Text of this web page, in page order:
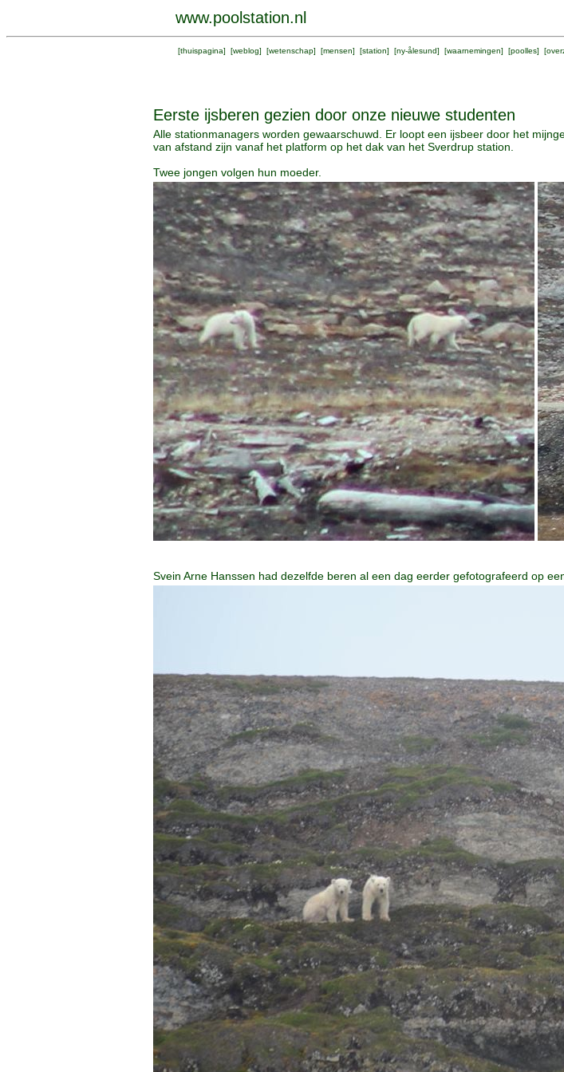
www.poolstation.nl
[thuispagina] [weblog] [wetenschap] [mensen] [station] [ny-ålesund] [waarnemingen] [poolles] [
Eerste ijsberen gezien door onze nieuwe studenten
Alle stationmanagers worden gewaarschuwd. Er loopt een ijsbeer door het
van afstand zijn vanaf het platform op het dak van het Sverdrup station.
Twee jongen volgen hun moeder.
Svein Arne Hanssen had dezelfde beren al een dag eerder gefotografeerd op